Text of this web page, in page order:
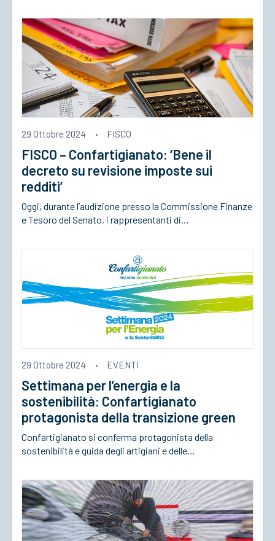
29 Ottobre 2024 · FISCO
FISCO – Confartigianato: ‘Bene il
decreto su revisione imposte sui
redditi’
Oggi, durante l’audizione presso la Commissione Finanze
e Tesoro del Senato, i rappresentanti di…
29 Ottobre 2024 · EVENTI
Settimana per l’energia e la
sostenibilità: Confartigianato
protagonista della transizione green
Confartigianato si conferma protagonista della
sostenibilità e guida degli artigiani e delle…